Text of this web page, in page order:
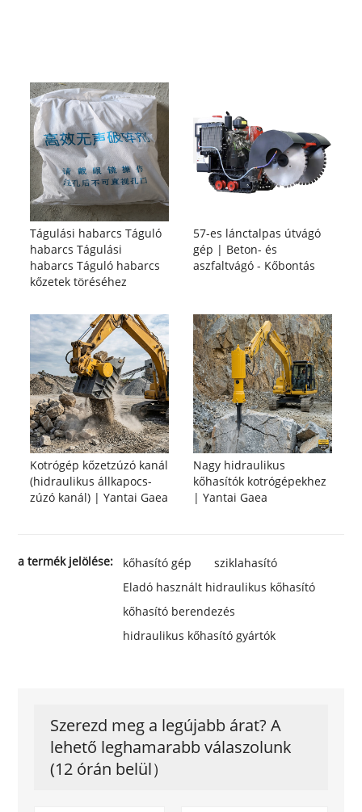
Tágulási habarcs Táguló
habarcs Tágulási
habarcs Táguló habarcs
kőzetek töréséhez
57-es lánctalpas útvágó
gép | Beton- és
aszfaltvágó - Kőbontás
Kotrógép kőzetzúzó kanál
(hidraulikus állkapocs-
zúzó kanál) | Yantai Gaea
Nagy hidraulikus
kőhasítók kotrógépekhez
| Yantai Gaea
a termék jelölése: kőhasító gép
sziklahasító
Eladó használt hidraulikus kőhasító
kőhasító berendezés
hidraulikus kőhasító gyártók
Szerezd meg a legújabb árat? A
lehető leghamarabb válaszolunk
(12 órán belül）